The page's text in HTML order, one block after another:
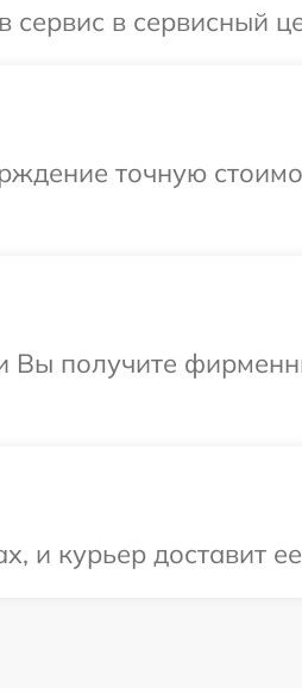
в сервисный
точную
Вы получите
и курьер доставит